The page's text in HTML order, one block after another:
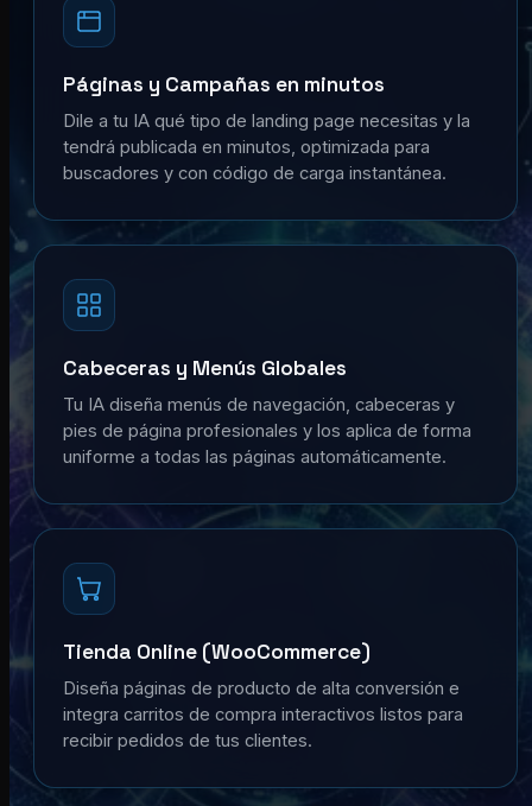
Páginas y Campañas en minutos
Dile a tu IA qué tipo de landing page necesitas y la
tendrá publicada en minutos, optimizada para
buscadores y con código de carga instantánea.
Cabeceras y Menús Globales
Tu IA diseña menús de navegación, cabeceras y
pies de página profesionales y los aplica de forma
uniforme a todas las páginas automáticamente.
Tienda Online (WooCommerce)
Diseña páginas de producto de alta conversión e
integra carritos de compra interactivos listos para
recibir pedidos de tus clientes.